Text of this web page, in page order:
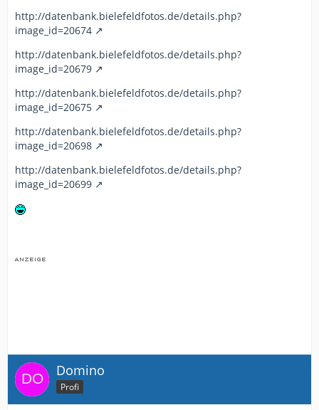
http://datenbank.bielefeldfotos.de/details.php?
image_id=20674
http://datenbank.bielefeldfotos.de/details.php?
image_id=20679
http://datenbank.bielefeldfotos.de/details.php?
image_id=20675
http://datenbank.bielefeldfotos.de/details.php?
image_id=20698
http://datenbank.bielefeldfotos.de/details.php?
image_id=20699
Domino
Profi